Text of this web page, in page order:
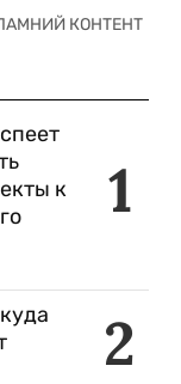
1
к
2